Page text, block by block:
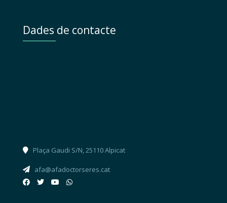
Dades de contacte
Plaça Gaudi S/N, 25110 Alpicat
afa@afadoctorseres.cat